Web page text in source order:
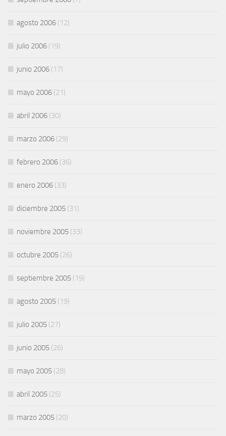
agosto 2006 (12)
julio 2006 (19)
junio 2006 (17)
mayo 2006 (21)
abril 2006 (30)
marzo 2006 (29)
febrero 2006 (36)
enero 2006 (33)
diciembre 2005 (31)
noviembre 2005 (33)
octubre 2005 (26)
septiembre 2005 (19)
agosto 2005 (19)
julio 2005 (27)
junio 2005 (26)
mayo 2005 (28)
abril 2005 (25)
marzo 2005 (20)